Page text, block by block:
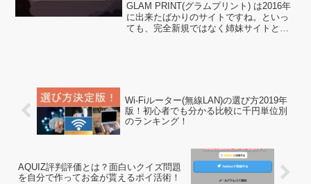
GLAM PRINT(グラムプリント) は2016年
に出来たばかりのサイトですね。といっ
ても、完全新規ではなく姉妹サイトとし
Wi-Fiルーター(無線LAN)の選び方2019年
版！初心者でも分かる比較に千円単位別
のランキング！
AQUIZ評判評価とは？面白いクイズ問題
を自分で作ってお金が貰えるポイ活術！